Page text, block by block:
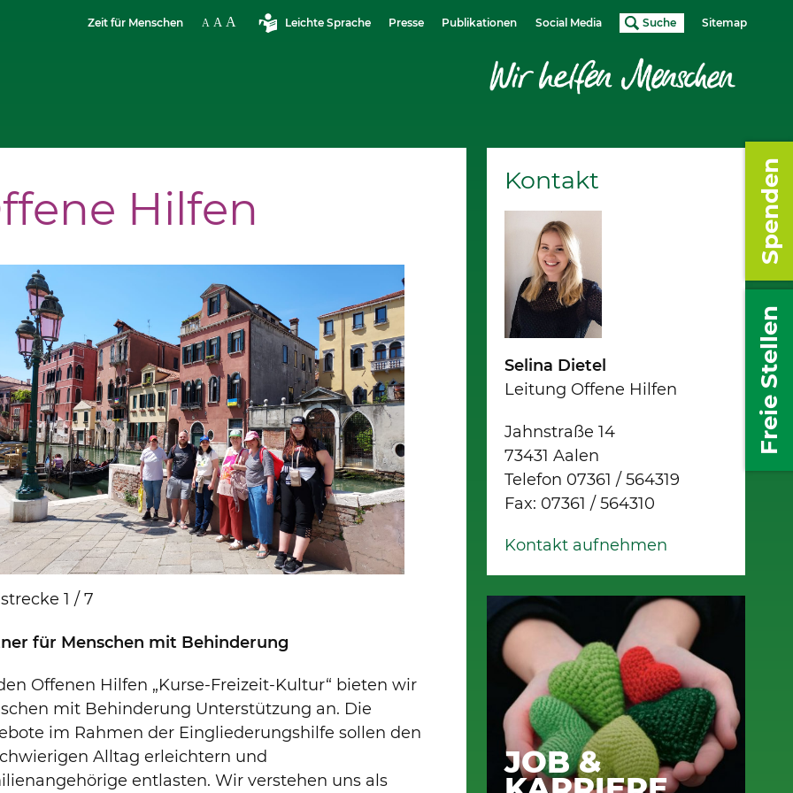
Zeit für Menschen Leichte Sprache Presse Publikationen Social Media Suche Sitemap
Hilfen
1 / 7 Bildstrecke 2 / 7
für Menschen mit Behinderung
Offenen Hilfen „Kurse-Freizeit-Kultur“ bieten wir
mit Behinderung Unterstützung an. Die
im Rahmen der Eingliederungshilfe sollen den
Alltag erleichtern und
entlasten. Wir verstehen uns als
Kontakt
Selina Dietel
Leitung Offene Hilfen
Jahnstraße 14
73431 Aalen
Telefon 07361 / 564319
Fax: 07361 / 564310
Kontakt aufnehmen
JOB &
Spenden
Freie Stellen